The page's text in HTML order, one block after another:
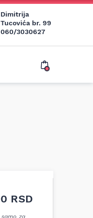
Dimitrija
Tucovića br. 99
060/3030627
RSD
za